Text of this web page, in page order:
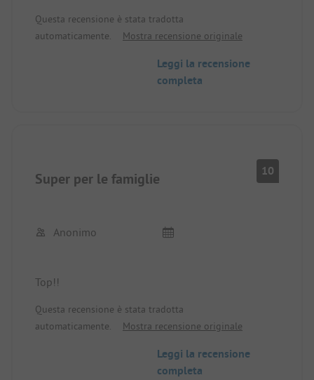
Negativo: musica ad alto volume fino alle 23:30,
ponte per la spiaggia difettoso, parco giochi per
Questa recensione è stata tradotta
automaticamente.
Mostra recensione originale
Leggi la recensione
completa
Super per le famiglie 10
Anonimo
Top!!
Questa recensione è stata tradotta
automaticamente.
Mostra recensione originale
Leggi la recensione
completa